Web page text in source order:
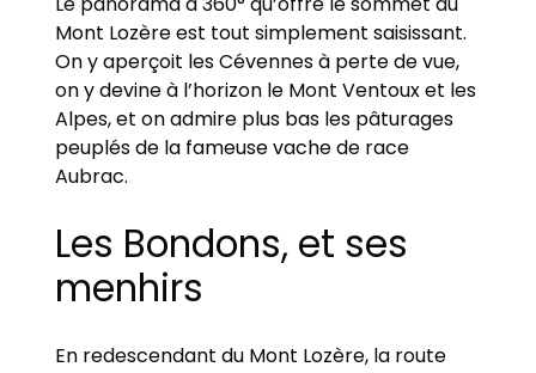
Mont Lozère est tout simplement saisissant.
On y aperçoit les Cévennes à perte de vue,
on y devine à l’horizon le Mont Ventoux et les
Alpes, et on admire plus bas les pâturages
peuplés de la fameuse vache de race
Aubrac.
Les Bondons, et ses
menhirs
En redescendant du Mont Lozère, la route